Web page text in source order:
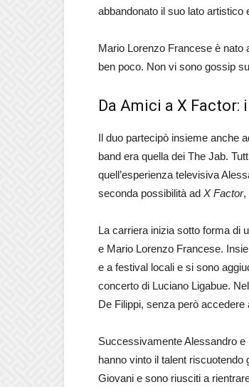
abbandonato il suo lato artistico
Mario Lorenzo Francese è nato
ben poco. Non vi sono gossip
Da Amici a X
Il duo partecipò insieme anche
band era quella dei The Jab.
quell’esperienza televisiva
seconda possibilità ad X Factor,
La carriera inizia sotto forma di
e Mario Lorenzo Francese.
e a festival locali e si sono
concerto di Luciano Ligabue.
De Filippi, senza però accedere
Successivamente Alessandro
hanno vinto il talent
Giovani e sono riusciti a